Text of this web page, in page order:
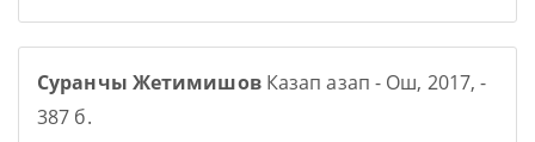
Суранчы ЖетимишовКазап азап - Ош, 2017, -
387 б.